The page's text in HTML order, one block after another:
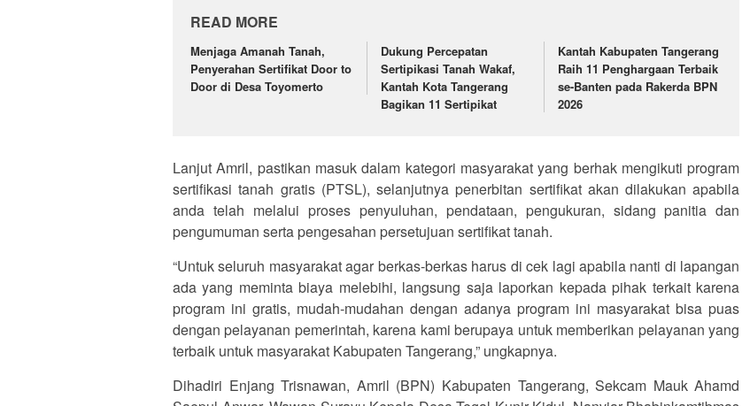
READ MORE
Menjaga Amanah Tanah,
Penyerahan Sertifikat Door to
Door di Desa Toyomerto
Dukung Percepatan
Sertipikasi Tanah Wakaf,
Kantah Kota Tangerang
Bagikan 11 Sertipikat
Kantah Kabupaten Tangerang
Raih 11 Penghargaan Terbaik
se-Banten pada Rakerda BPN
2026
Lanjut Amril, pastikan masuk dalam kategori masyarakat yang berhak mengikuti program
sertifikasi tanah gratis (PTSL), selanjutnya penerbitan sertifikat akan dilakukan apabila
anda telah melalui proses penyuluhan, pendataan, pengukuran, sidang panitia dan
pengumuman serta pengesahan persetujuan sertifikat tanah.
“Untuk seluruh masyarakat agar berkas-berkas harus di cek lagi apabila nanti di lapangan
ada yang meminta biaya melebihi, langsung saja laporkan kepada pihak terkait karena
program ini gratis, mudah-mudahan dengan adanya program ini masyarakat bisa puas
dengan pelayanan pemerintah, karena kami berupaya untuk memberikan pelayanan yang
terbaik untuk masyarakat Kabupaten Tangerang,” ungkapnya.
Dihadiri Enjang Trisnawan, Amril (BPN) Kabupaten Tangerang, Sekcam Mauk Ahamd